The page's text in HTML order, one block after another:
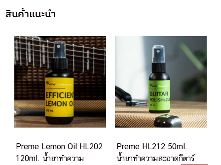
สินค้าแนะนำ
Preme Lemon Oil HL202
120ml. น้ำยาทำความ
Preme HL212 50ml.
น้ำยาทำความสะอาดกีตาร์